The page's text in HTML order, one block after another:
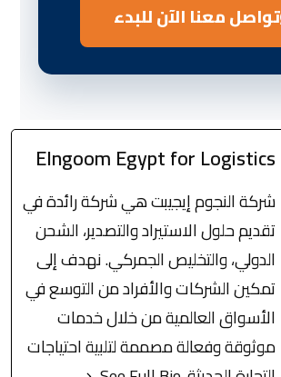
تواصل معنا الآن للبدء
Elngoom Egypt for Logistics
شركة النجوم إيجيبت هي شركة رائدة في
تقديم حلول الاستيراد والتصدير، الشحن
الدولي، والتخليص الجمركي. نهدف إلى
تمكين الشركات والأفراد من التوسع في
الأسواق العالمية من خلال خدمات
موثوقة وفعالة مصممة لتلبية احتياجات